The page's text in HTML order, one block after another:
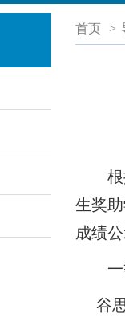
首页 >
根据
生奖
成绩
一等
谷